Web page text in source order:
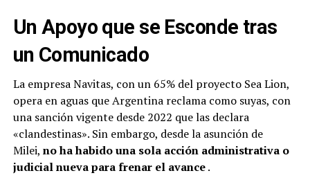
Un Apoyo que se Esconde tras
un Comunicado
La empresa Navitas, con un 65% del proyecto Sea Lion,
opera en aguas que Argentina reclama como suyas, con
una sanción vigente desde 2022 que las declara
«clandestinas». Sin embargo, desde la asunción de
Milei, no ha habido una sola acción administrativa o
judicial nueva para frenar el avance.